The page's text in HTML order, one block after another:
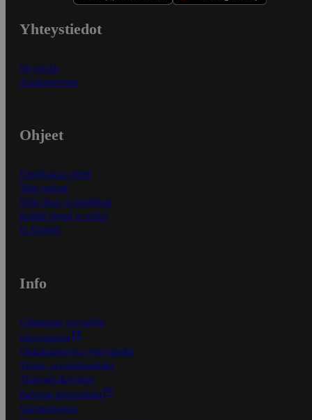
Yhteystiedot
Myymälät
Asiakaspalvelu
Ohjeet
Ensitilaajan ohjeet
Näin maksat
Näin tilaat ja muokkaat
Kaikki ohjeet ja vinkit
In English
Info
S-Business yrityksille
Oiva-raportit
Osuuskauppojen yhteystiedot
Tilaus- ja toimitusehdot
Tietosuojakäytäntö
Palvelun käyttöehdot
Saavutettavuus